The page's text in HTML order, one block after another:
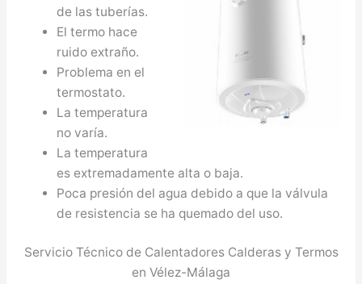
de las tuberías.
El termo hace
ruido extraño.
Problema en el
termostato.
La temperatura
no varía.
La temperatura
es extremadamente alta o baja.
Poca presión del agua debido a que la válvula
de resistencia se ha quemado del uso.
Servicio Técnico de Calentadores Calderas y Termos
en Vélez-Málaga